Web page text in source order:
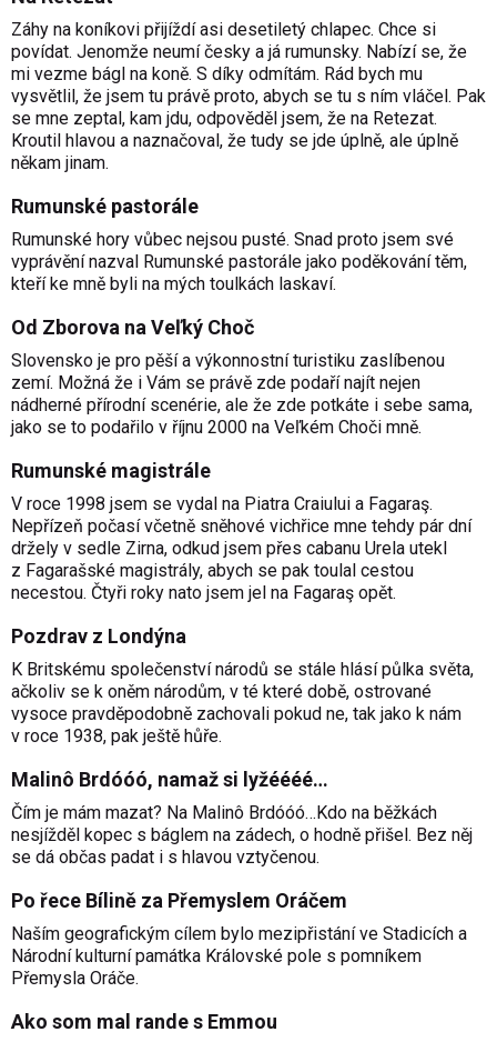
Záhy na koníkovi přijíždí asi desetiletý chlapec. Chce si
povídat. Jenomže neumí česky a já rumunsky. Nabízí se, že
mi vezme bágl na koně. S díky odmítám. Rád bych mu
vysvětlil, že jsem tu právě proto, abych se tu s ním vláčel. Pak
se mne zeptal, kam jdu, odpověděl jsem, že na Retezat.
Kroutil hlavou a naznačoval, že tudy se jde úplně, ale úplně
někam jinam.
Rumunské pastorále
Rumunské hory vůbec nejsou pusté. Snad proto jsem své
vyprávění nazval Rumunské pastorále jako poděkování těm,
kteří ke mně byli na mých toulkách laskaví.
Od Zborova na Veľký Choč
Slovensko je pro pěší a výkonnostní turistiku zaslíbenou
zemí. Možná že i Vám se právě zde podaří najít nejen
nádherné přírodní scenérie, ale že zde potkáte i sebe sama,
jako se to podařilo v říjnu 2000 na Veľkém Choči mně.
Rumunské magistrále
V roce 1998 jsem se vydal na Piatra Craiului a Fagaraş.
Nepřízeň počasí včetně sněhové vichřice mne tehdy pár dní
držely v sedle Zirna, odkud jsem přes cabanu Urela utekl
z Fagarašské magistrály, abych se pak toulal cestou
necestou. Čtyři roky nato jsem jel na Fagaraş opět.
Pozdrav z Londýna
K Britskému společenství národů se stále hlásí půlka světa,
ačkoliv se k oněm národům, v té které době, ostrované
vysoce pravděpodobně zachovali pokud ne, tak jako k nám
v roce 1938, pak ještě hůře.
Malinô Brdóóó, namaž si lyžéééé…
Čím je mám mazat? Na Malinô Brdóóó…Kdo na běžkách
nesjížděl kopec s báglem na zádech, o hodně přišel. Bez něj
se dá občas padat i s hlavou vztyčenou.
Po řece Bílině za Přemyslem Oráčem
Naším geografickým cílem bylo mezipřistání ve Stadicích a
Národní kulturní památka Královské pole s pomníkem
Přemysla Oráče.
Ako som mal rande s Emmou